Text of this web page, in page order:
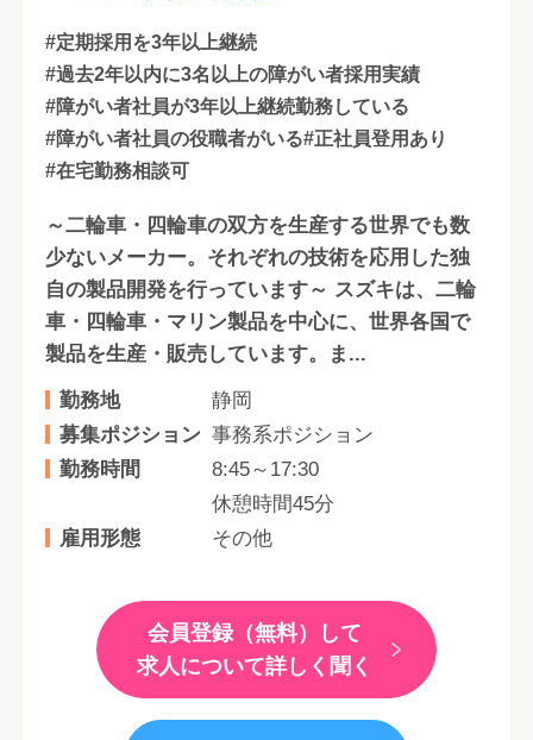
#定期採用を3年以上継続
#過去2年以内に3名以上の障がい者採用実績
#障がい者社員が3年以上継続勤務している
#障がい者社員の役職者がいる#正社員登用あり
#在宅勤務相談可
～二輪車・四輪車の双方を生産する世界でも数
少ないメーカー。それぞれの技術を応用した独
自の製品開発を行っています～ スズキは、二輪
車・四輪車・マリン製品を中心に、世界各国で
製品を生産・販売しています。ま...
勤務地
静岡
募集ポジション 事務系ポジション
勤務時間
8:45～17:30
休憩時間45分
雇用形態
その他
会員登録（無料）して
求人について詳しく聞く